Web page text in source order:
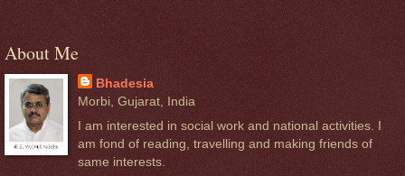
About Me
Bhadesia
Morbi, Gujarat, India
I am interested in social work and national activities. I
am fond of reading, travelling and making friends of
same interests.